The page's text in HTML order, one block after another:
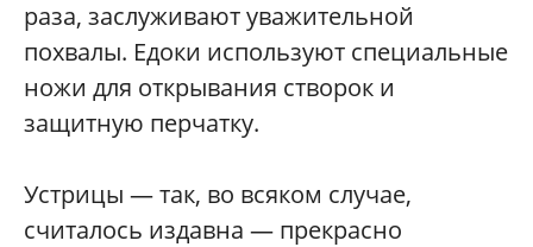
раза, заслуживают уважительной
похвалы. Едоки используют специальные
ножи для открывания створок и
защитную перчатку.
Устрицы — так, во всяком случае,
считалось издавна — прекрасно